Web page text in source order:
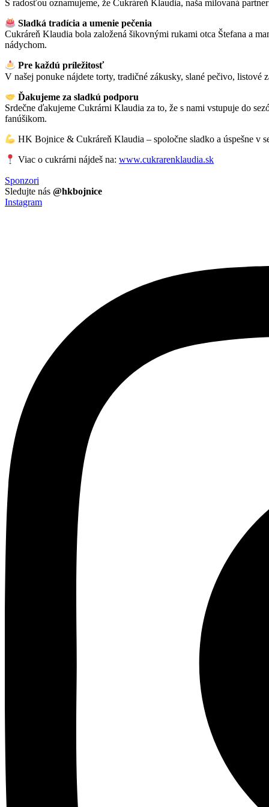
S radosťou oznamujeme, že Cukráreň Klaudia, naša milovaná
Sladká tradícia a umenie pečenia
Cukráreň Klaudia bola založená šikovnými rukami otca Štefana a
nádychom.
Pre každú príležitosť
V našej ponuke nájdete torty, tradičné zákusky, slané pečivo,
Ďakujeme za sladkú podporu
Srdečne ďakujeme Cukrárni Klaudia za to, že s nami vstupuje do
fanúšikom.
HK Bojnice & Cukráreň Klaudia – spoločne sladko a úspešne v
Viac o cukrárni nájdeš na:www.cukrarenklaudia.sk
Sponzori
Sledujte nás @hkbojnice
Instagram